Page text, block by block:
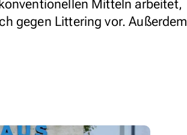
Mitteln arbeitet,
gegen Littering vor. Außerdem